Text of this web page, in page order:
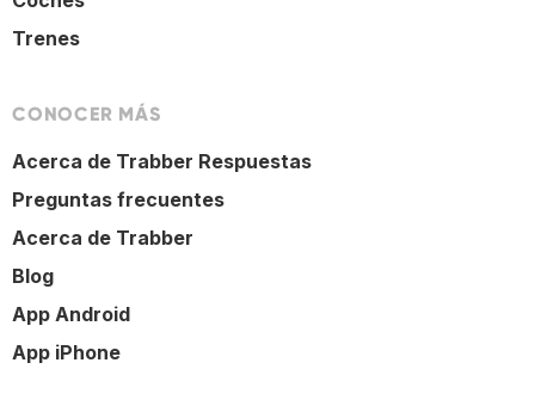
Trenes
CONOCER MÁS
Acerca de Trabber Respuestas
Preguntas frecuentes
Acerca de Trabber
Blog
App Android
App iPhone